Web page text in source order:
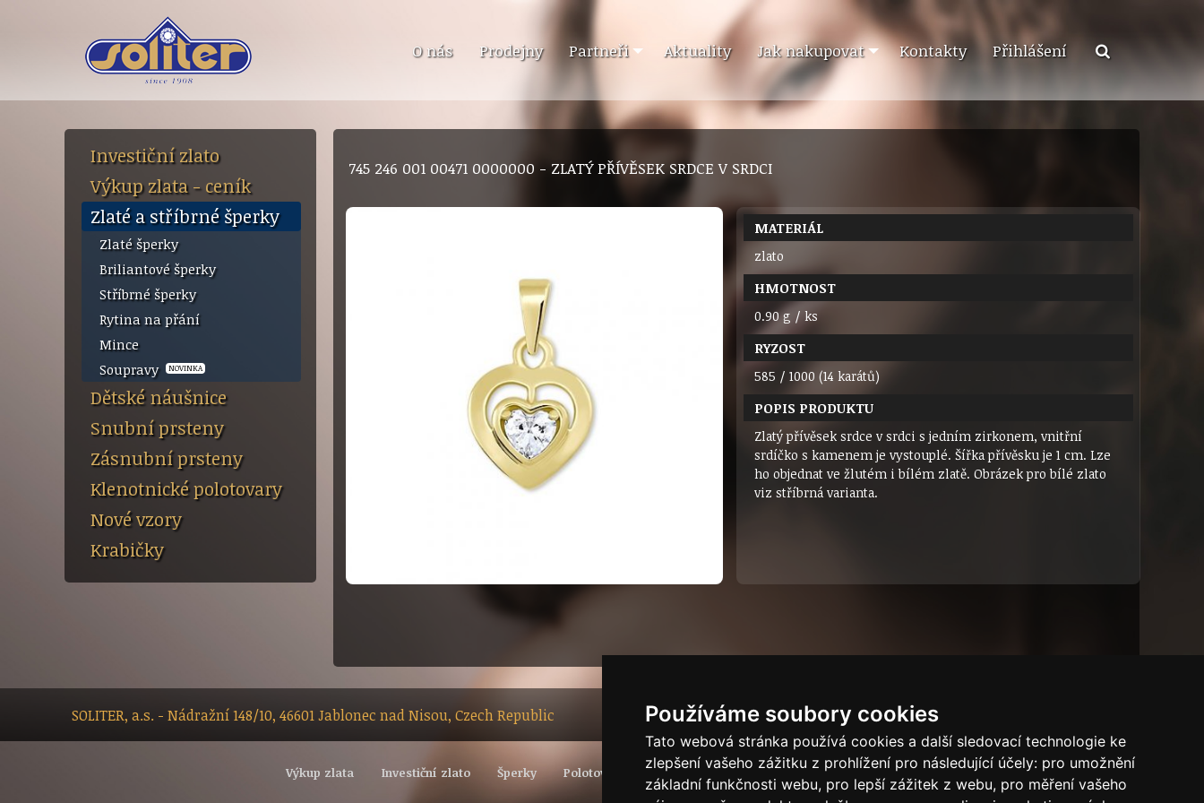
Používáme soubory cookies
Tato webová stránka používá cookies a další sledovací technologie ke
zlepšení vašeho zážitku z prohlížení pro následující účely: pro umožnění
základní funkčnosti webu, pro lepší zážitek z webu, pro měření vašeho
O nás Prodejny Partneři Aktuality Jak nakupovat Kontakty Přihlášení
Investiční zlato
Výkup zlata - ceník
Zlaté a stříbrné šperky
Zlaté šperky
Briliantové šperky
Stříbrné šperky
Rytina na přání
Mince
Soupravy
NOVINKA
Dětské náušnice
Snubní prsteny
Zásnubní prsteny
Klenotnické polotovary
Nové vzory
Krabičky
745 246 001 00471 0000000 - ZLATÝ PŘÍVĚSEK SRDCE V SRDCI
MATERIÁL
zlato
HMOTNOST
0.90 g / ks
RYZOST
585 / 1000 (14 karátů)
POPIS PRODUKTU
Zlatý přívěsek srdce v srdci s jedním zirkonem, vnitřní
srdíčko s kamenem je vystouplé. Šířka přívěsku je 1 cm. Lze
ho objednat ve žlutém i bílém zlatě. Obrázek pro bílé zlato
viz stříbrná varianta.
SOLITER, a.s. - Nádražní 148/10, 46601 Jablonec nad Nisou, Czech Republic Dárkový certifikát
Výkup zlata Investiční zlato Šperky Polotovary Vývoj světové ceny zlata Puncovní značky